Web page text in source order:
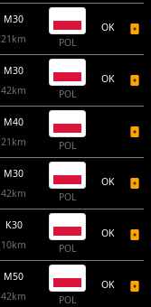
M30
21km
POL
OK
M30
42km
POL
OK
M40
21km
POL
M30
42km
POL
OK
K30
10km
POL
OK
M50
42km
POL
OK